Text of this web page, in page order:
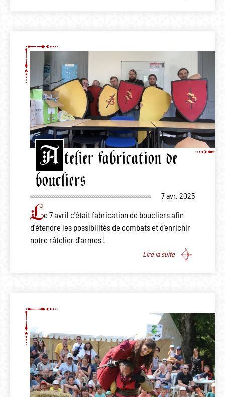
A telier fabrication de
boucliers
7 avr. 2025
Le 7 avril c'était fabrication de boucliers afin
d'étendre les possibilités de combats et d'enrichir
notre râtelier d'armes !
Lire la suite